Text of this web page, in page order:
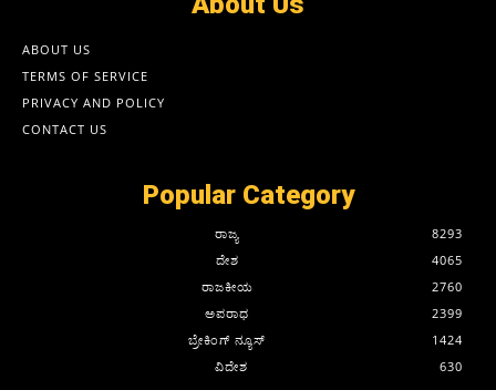
ABOUT US
TERMS OF SERVICE
PRIVACY AND POLICY
CONTACT US
Popular Category
ರಾಜ್ಯ
8293
ದೇಶ
4065
ರಾಜಕೀಯ
2760
ಅಪರಾಧ
2399
ಬ್ರೇಕಿಂಗ್ ನ್ಯೂಸ್
1424
ವಿದೇಶ
630